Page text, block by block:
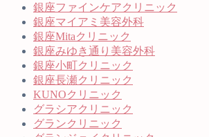
銀座ファインケアクリニック
銀座マイアミ美容外科
銀座Mitaクリニック
銀座みゆき通り美容外科
銀座小町クリニック
銀座長瀬クリニック
KUNOクリニック
グラシアクリニック
グランクリニック